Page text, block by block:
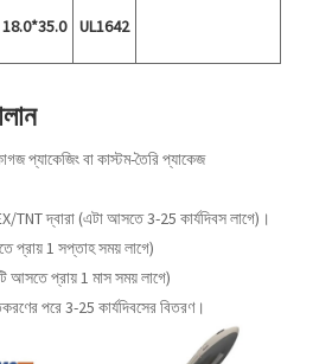
18.0*35.0 UL1642
প্যাকেজিং বা কাস্টম-তৈরি প্যাকেজ
TNT দ্বারা (এটা আসতে 3-25 কার্যদিবস লাগে)।
প্রায় 1 সপ্তাহ সময় লাগে)
আসতে প্রায় 1 মাস সময় লাগে)
পরে 3-25 কার্যদিবসের বিতরণ।